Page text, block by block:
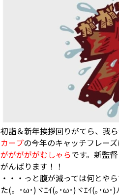
初詣＆新年挨拶回りがてら、我
カープの今年のキャッチフレーズ
がががががむしゃらです。新監
がんばります！！
・・・っと腹が減っては何とや
た(。･ω･)ヾｴｲ(｡･ω･)ヾｴｲ(｡･ω･)